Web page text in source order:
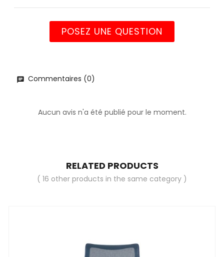
POSEZ UNE QUESTION
Commentaires (0)
Aucun avis n'a été publié pour le moment.
RELATED PRODUCTS
( 16 other products in the same category )